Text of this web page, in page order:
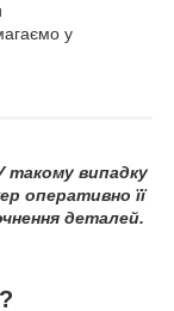
у
такому випадку
оперативно її
деталей.